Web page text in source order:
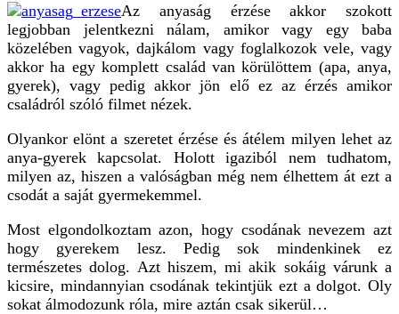
Az anyaság érzése akkor szokott
legjobban jelentkezni nálam, amikor vagy egy baba
közelében vagyok, dajkálom vagy foglalkozok vele, vagy
akkor ha egy komplett család van körülöttem (apa, anya,
gyerek), vagy pedig akkor jön elő ez az érzés amikor
családról szóló filmet nézek.
Olyankor elönt a szeretet érzése és átélem milyen lehet az
anya-gyerek kapcsolat. Holott igaziból nem tudhatom,
milyen az, hiszen a valóságban még nem élhettem át ezt a
csodát a saját gyermekemmel.
Most elgondolkoztam azon, hogy csodának nevezem azt
hogy gyerekem lesz. Pedig sok mindenkinek ez
természetes dolog. Azt hiszem, mi akik sokáig várunk a
kicsire, mindannyian csodának tekintjük ezt a dolgot. Oly
sokat álmodozunk róla, mire aztán csak sikerül…